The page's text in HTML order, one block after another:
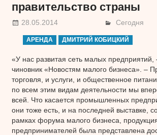
правительство страны
28.05.2014 Сегодня
АРЕНДА ДМИТРИЙ КОБИЦКИЙ
«У нас развитая сеть малых
чиновник «Новостям малого бизнеса». –
торговля, и услуги, и общественное
по всем этим видам деятельности мы
всей. Что касается промышленных
они тоже есть, и на последней выставке,
рамках форума малого бизнеса,
предпринимателей была представлена